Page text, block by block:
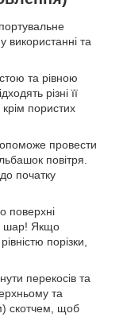
використанні та
та рівною
різні її
пористих
провести
повітря.
початку
поверхні
шар! Якщо
порізки,
перекосів та
та
скотчем, щоб